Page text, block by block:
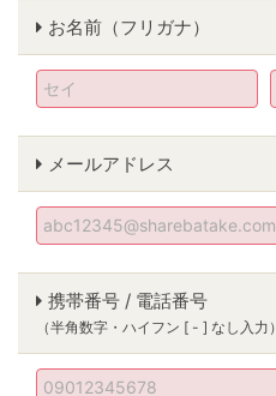
お名前（フリガナ）
メールアドレス
携帯番号 / 電話番号
（半角数字・ハイフン [ - ] なし入力）